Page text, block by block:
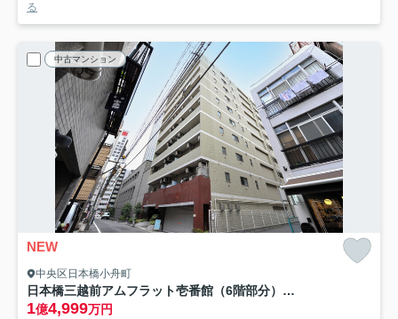
る
中古マンション
NEW
中央区日本橋小舟町
日本橋三越前アムフラット壱番館（6階部分）／仲介手数料無料／新規リノベーション
1億4,999万円